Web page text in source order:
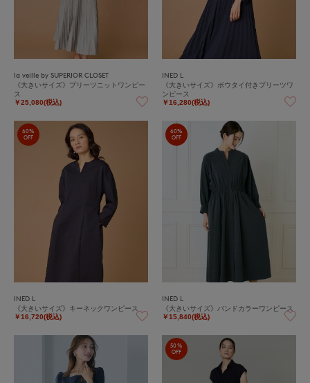
la veille by SUPERIOR CLOSET
《大きいサイズ》プリーツニットワンピー
ス
￥25,080(税込)
INED L
《大きいサイズ》ボウタイ付きプリーツワ
ンピース
￥16,280(税込)
60%
OFF
INED L
《大きいサイズ》キーネックワンピース
￥16,720(税込)
60%
OFF
INED L
《大きいサイズ》バンドカラーワンピース
￥15,840(税込)
50%
OFF